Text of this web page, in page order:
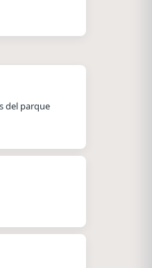
del parque